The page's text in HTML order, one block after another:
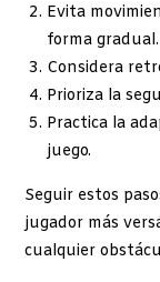
Evita
forma gradual.
Considera
Prioriza la
Practica la
juego.
Seguir estos
jugador más
cualquier